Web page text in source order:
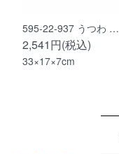
595-22-937 うつわ …
2,541円(税込)
33×17×7cm